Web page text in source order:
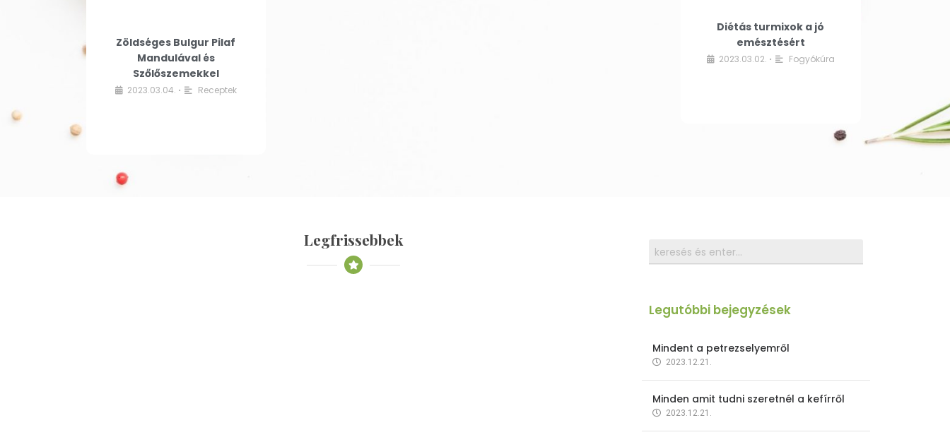
Zöldséges Bulgur Pilaf
Mandulával és
Szőlőszemekkel
2023.03.04. • Receptek
Diétás turmixok a jó
emésztésért
2023.03.02. • Fogyókúra
Legfrissebbek
Legutóbbi bejegyzések
Mindent a petrezselyemről
2023.12.21.
Minden amit tudni szeretnél a kefírről
2023.12.21.